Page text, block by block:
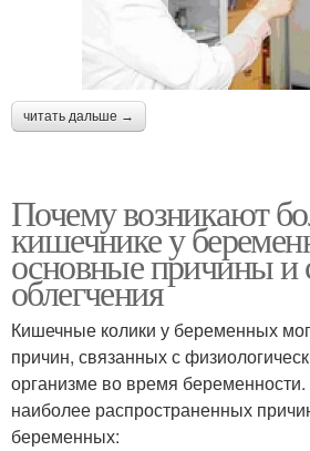
читать дальше →
Почему возникают
кишечнике у
основные причины и
облегчения
Кишечные колики у беременных
причин, связанных с
организме во время
наиболее распространенных
беременных: